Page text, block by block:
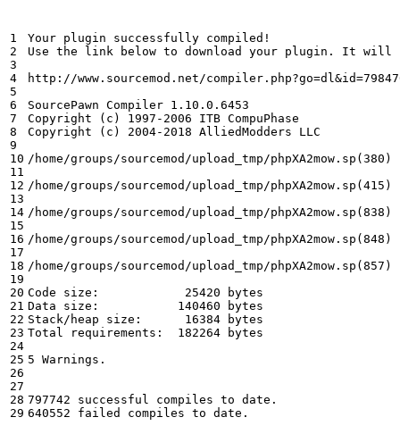
1
2
3
4
5
6
7
8
9
10
11
12
13
14
15
16
17
18
19
20
21
22
23
24
25
26
27
28
Your plugin successfully compiled!
Use the link below to download your plugin. It
http://www.sourcemod.net/
SourcePawn Compiler 1.10.0.6453
Copyright (c) 1997-2006 ITB CompuPhase
Copyright (c) 2004-2018 AlliedModders LLC
/home/groups/sourcemod/upload_tmp/
/home/groups/sourcemod/upload_tmp/
/home/groups/sourcemod/upload_tmp/
/home/groups/sourcemod/upload_tmp/
/home/groups/sourcemod/upload_tmp/
Code size:            25420 bytes
Data size:           140460 bytes
Stack/heap size:      16384 bytes
Total requirements:  182264 bytes
5 Warnings.
797742 successful compiles to date.
640552 failed compiles to date.